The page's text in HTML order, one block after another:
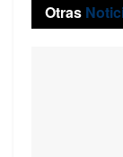
Otras